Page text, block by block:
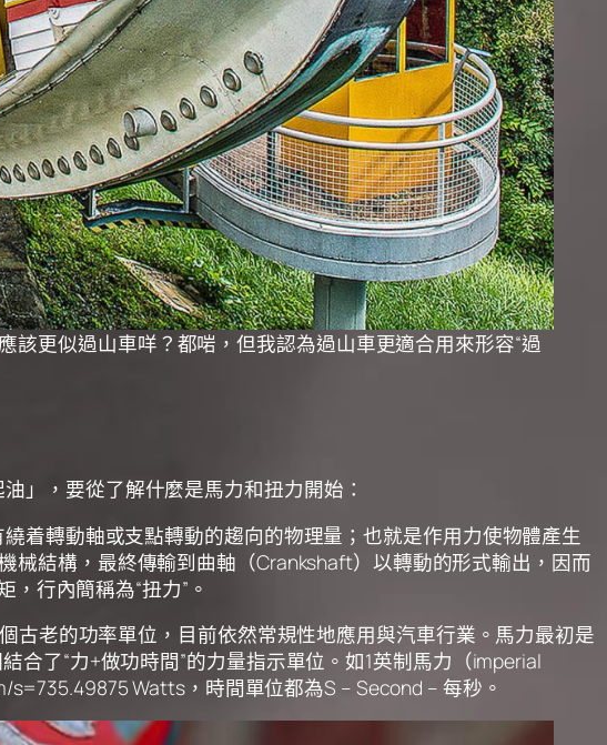
該更似過山車咩？都啱，但我認為過山車更適合用來形容“過
」，要從了解什麼是馬力和扭力開始：
着轉動軸或支點轉動的趨向的物理量；也就是作用力使物體產生
械結構，最終傳輸到曲軸（Crankshaft）以轉動的形式輸出，因而
行內簡稱為“扭力”。
古老的功率單位，目前依然常規性地應用與汽車行業。馬力最初是
了“力+做功時間”的力量指示單位。如1英制馬力（imperial
Watts，時間單位都為S – Second – 每秒。